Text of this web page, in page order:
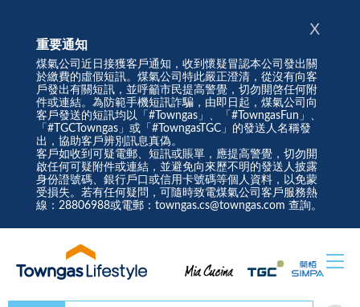
重要通知
煤氣公司近日接獲客戶通知，收到懷疑冒認本公司發出關
於繳費的虛假短訊。煤氣公司特此嚴正澄清，從沒有向客
戶發出有關短訊，並呼籲市民提高警覺，切勿開啓任何附
件或連結。為防範手機短訊詐騙，由即日起，煤氣公司向
客戶發送的短訊均以「#Towngas」、「#TowngasFun」、
「#TGCTowngas」或「#TowngasTGC」的發送人名稱發
出，協助客戶辨別訊息真偽。
客戶如收到可疑電郵、短訊或賬單，應提高警覺，切勿開
啟任何可疑附件或連結，並避免向來歷不明的發送人披露
身份證號碼、銀行戶口或信用卡號碼等個人資料，以免蒙
受損失。若有任何疑問，可隨時致電煤氣公司客戶服務熱
線：28806988或電郵：towngas.cs@towngas.com 查詢。
X